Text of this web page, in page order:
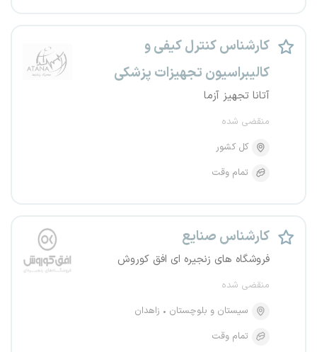
کارشناس کنترل کیفی و
کالیبراسیون تجهیزات پزشکی
آتانا تجهیز آزما
منقضی شده
کل کشور
تمام وقت
کارشناس صنایع
فروشگاه های زنجیره ای افق کوروش
منقضی شده
سیستان و بلوچستان
زاهدان
تمام وقت